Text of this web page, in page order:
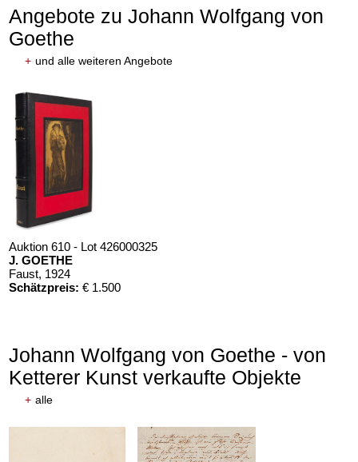
Angebote zu Johann Wolfgang von
Goethe
+ und alle weiteren Angebote
Auktion 610 - Lot 426000325
J. GOETHE
Faust, 1924
Schätzpreis: € 1.500
Johann Wolfgang von Goethe - von
Ketterer Kunst verkaufte Objekte
+ alle